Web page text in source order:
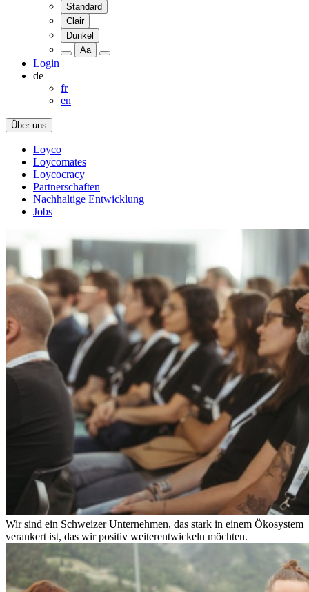
Standard
Clair
Dunkel
Aa
Login
de
fr
en
Über uns
Loyco
Loycomates
Loycocracy
Partnerschaften
Nachhaltige Entwicklung
Jobs
Wir sind ein Schweizer Unternehmen, das stark in einem Ökosystem
verankert ist, das wir positiv weiterentwickeln möchten.